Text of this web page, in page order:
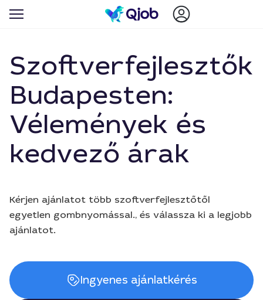
Szoftverfejlesztők
Budapesten:
Vélemények és
kedvező árak
Kérjen ajánlatot több szoftverfejlesztőtől
egyetlen gombnyomással., és válassza ki a legjobb
ajánlatot.
Ingyenes ajánlatkérés